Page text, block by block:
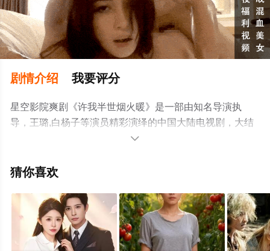
剧情介绍 我要评分
星空影院爽剧《许我半世烟火暖》是一部由知名导演执
导，王璐,白杨子等演员精彩演绎的中国大陆电视剧，大结
局剧情已揭晓（1-1全集），手机免费观看高清未删减完整
瓣电视剧、电视猫或剧情网等平台了解。

猜你喜欢